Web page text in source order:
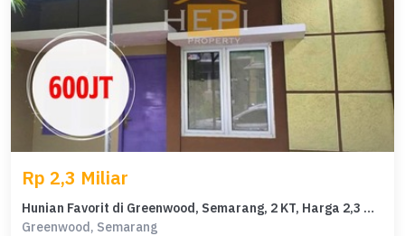
Rp 2,3 Miliar
Hunian Favorit di Greenwood, Semarang, 2 KT, Harga 2,3 Miliar
Greenwood, Semarang